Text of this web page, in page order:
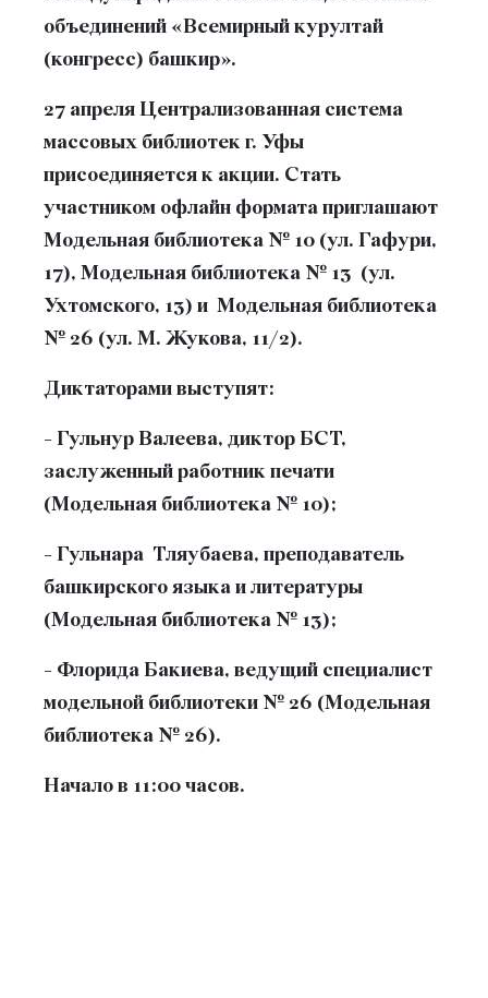
объединений «Всемирный курултай
(конгресс) башкир».
27 апреля Централизованная система
массовых библиотек г. Уфы
присоединяется к акции. Стать
участником офлайн формата приглашают
Модельная библиотека № 10 (ул. Гафури,
17), Модельная библиотека № 13 (ул.
Ухтомского, 13) и Модельная библиотека
№ 26 (ул. М. Жукова, 11/2).
Диктаторами выступят:
- Гульнур Валеева, диктор БСТ,
заслуженный работник печати
(Модельная библиотека № 10);
- Гульнара Тляубаева, преподаватель
башкирского языка и литературы
(Модельная библиотека № 13);
- Флорида Бакиева, ведущий специалист
модельной библиотеки № 26 (Модельная
библиотека № 26).
Начало в 11:00 часов.